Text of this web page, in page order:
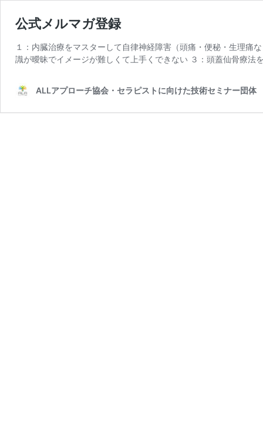
公式メルマガ登録
１：内臓治療をマスターして自律神経障害（頭痛・便秘・生理痛
識が曖昧でイメージが難しくて上手くできない ３：頭蓋仙骨療
ALLアプローチ協会・セラピストに向けた技術セミナー団体